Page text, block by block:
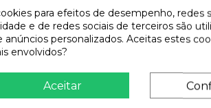
Recambio de pinza freno
authentique | 06.05 - ...
para efeitos de desempenho, redes
e de redes sociais de terceiros são
personalizados. Aceitas estes
envolvidos?
Aceitar